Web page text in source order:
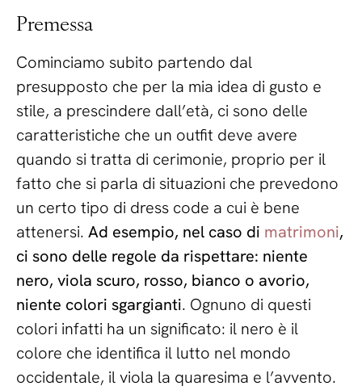
Premessa
Cominciamo subito partendo dal
presupposto che per la mia idea di gusto e
stile, a prescindere dall’età, ci sono delle
caratteristiche che un outfit deve avere
quando si tratta di cerimonie, proprio per il
fatto che si parla di situazioni che prevedono
un certo tipo di dress code a cui è bene
attenersi. Ad esempio, nel caso di matrimoni,
ci sono delle regole da rispettare: niente
nero, viola scuro, rosso, bianco o avorio,
niente colori sgargianti. Ognuno di questi
colori infatti ha un significato: il nero è il
colore che identifica il lutto nel mondo
occidentale, il viola la quaresima e l’avvento.